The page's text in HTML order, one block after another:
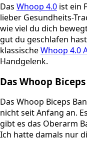
Das Whoop 4.0 ist ein
lieber Gesundheits-
wie viel du dich
gut du geschlafen
klassischeWhoop 4.0
Handgelenk.
Das Whoop
Das Whoop Biceps
nicht seit Anfang an.
gibt es das Oberarm
Ich hatte damals nur